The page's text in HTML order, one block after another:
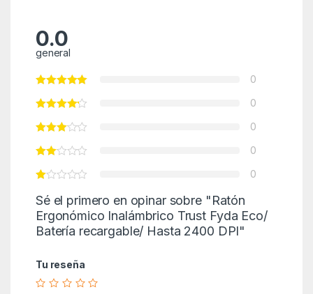
0.0
general
0
0
0
0
0
Sé el primero en opinar sobre "Ratón
Ergonómico Inalámbrico Trust Fyda Eco/
Batería recargable/ Hasta 2400 DPI"
Tu reseña